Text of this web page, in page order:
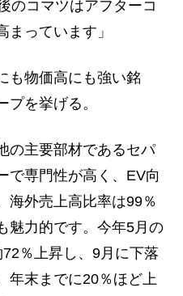
のコマツはアフターコ
まっています」
も物価高にも強い銘
を挙げる。
の主要部材であるセパ
で専門性が高く、EV向
海外売上高比率は99％
魅力的です。今年5月の
％上昇し、9月に下落
年末までに20％ほど上